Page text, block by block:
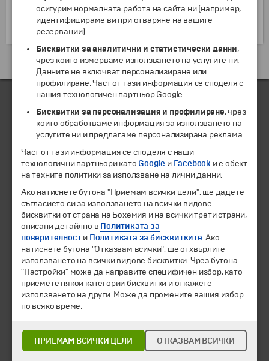
множество спортни съоръжения за футбол,
бейзбол, хокей на трева, тенис, голф, пътеки за
бягане, езда, плуване, боулинг и скейтборд.
Екскурзии и почивки до Австрия »
ЧЛЕН НА
© 1994-2026 Бохемия ООД.Всички права запазени.
Екскурзии и почивки
Направления
Календар
Промоции
осигурим нормалната работа на сайта ни (например,
идентифицираме ви при отваряне на вашите
резервации).
Бисквитки за аналитични и статистически данни,
чрез които измерваме използването на услугите ни.
Данните не включват персонализиране или
профилиране. Част от тази информация се споделя с
нашия технологичен партньор Google.
Бисквитки за персонализация и профилиране, чрез
които обработваме информация за използването на
услугите ни и предлагаме персонализирана реклама.
Част от тази информация се споделя с наши
технологични партньори като Google и Facebook и е обект
на техните политики за използване на лични данни.
Ако натиснете бутона "Приемам всички цели", ще дадете
съгласието си за използването на всички видове
бисквитки от страна на Бохемия и на всички трети страни,
описани детайлно в Политиката за
поверителности Политиката за бисквитките. Ако
натиснете бутона "Отказвам всички", ще отхвърлите
използването на всички видове бисквитки. Чрез бутона
"Настройки" може да направите специфичен избор, като
приемете някои категории бисквитки и откажете
използването на други. Може да промените вашия избор
по всяко време.
ПРИЕМАМ ВСИЧКИ ЦЕЛИ ОТКАЗВАМ ВСИЧКИ